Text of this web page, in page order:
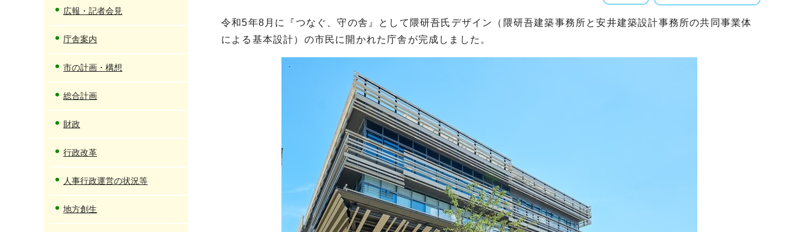
令和5年8月に『つなぐ、守の舎』として隈研吾氏デザイン（隈研吾建築事務所と安井建築設計事務所の共同事業体
による基本設計）の市民に開かれた庁舎が完成しました。
広報・記者会見
庁舎案内
市の計画・構想
総合計画
財政
行政改革
人事行政運営の状況等
地方創生